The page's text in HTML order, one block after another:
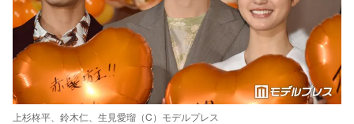
上杉柊平、鈴木仁、生見愛瑠（C）モデルプレス